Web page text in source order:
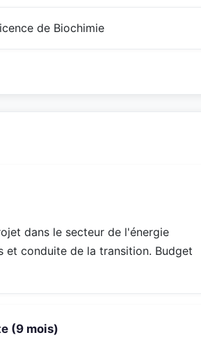
de Biochimie
dans le secteur de l'énergie
et conduite de la transition. Budget
(9 mois)